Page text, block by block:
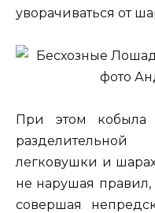
уворачиваться от
При этом кобыла
легковушки и
не нарушая правил,
совершая